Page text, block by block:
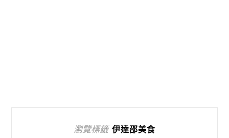
瀏覽標籤 伊達邵美食